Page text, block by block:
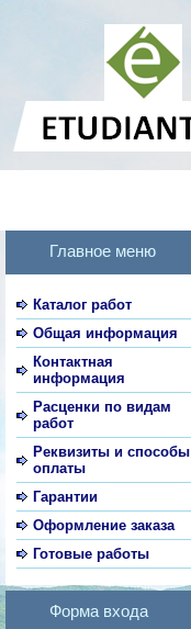
Главное меню
Каталог работ
Общая информация
Контактная
информация
Расценки по видам
работ
Реквизиты и способы
оплаты
Гарантии
Оформление заказа
Готовые работы
Форма входа